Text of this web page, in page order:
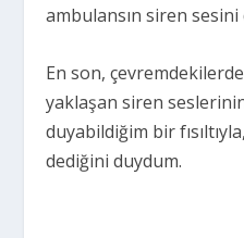
ambulansın siren
En son,
yaklaşan siren
duyabildiğim bir
dediğini duydum.